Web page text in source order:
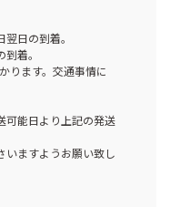
日の到着。
着。
ります。交通事情に
可能日より上記の発送
いますようお願い致し